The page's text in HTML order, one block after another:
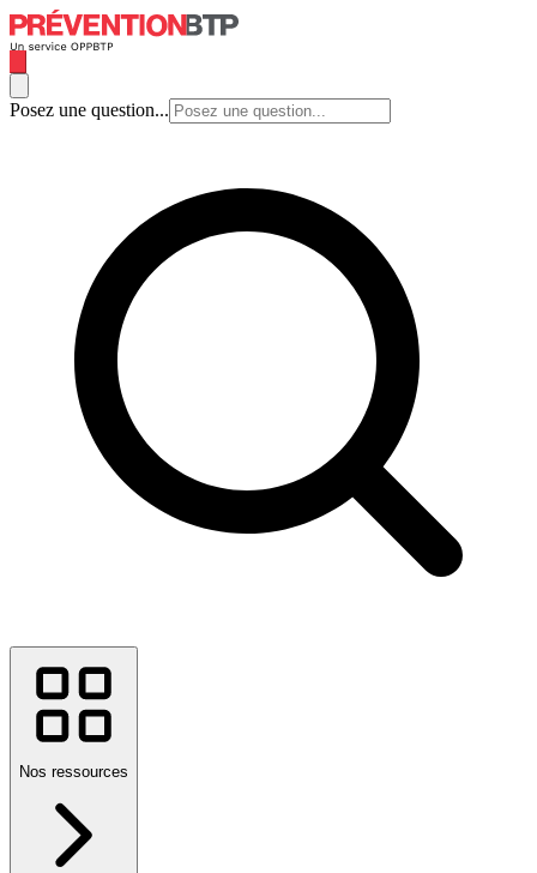
Posez une question...
Nos ressources